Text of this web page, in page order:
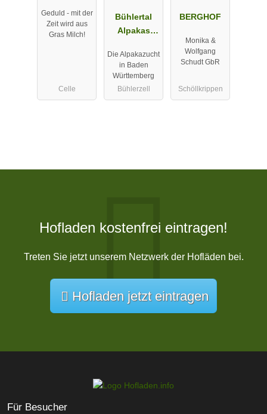
Geduld - mit der
Zeit wird aus
Gras Milch!
Celle
Bühlertal
Alpakas
Die Alpakazucht
in Baden
Württemberg
Bühlerzell
BERGHOF
Monika &
Wolfgang
Schudt GbR
Schöllkrippen
Hofladen kostenfrei eintragen!
Treten Sie jetzt unserem Netzwerk der Hofläden bei.
Hofladen jetzt eintragen
Für Besucher